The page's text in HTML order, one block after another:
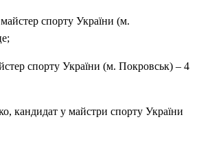
спорту України (м.
спорту України (м. Покровськ) – 4
кандидат у майстри спорту України